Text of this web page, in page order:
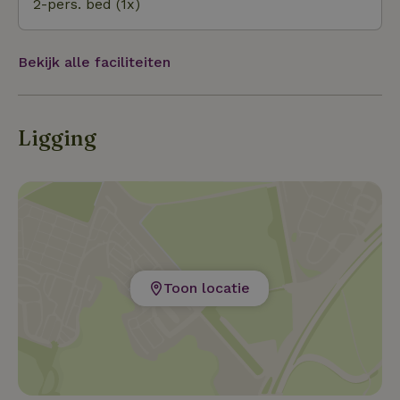
2-pers. bed (1x)
Bekijk alle faciliteiten
Ligging
Toon locatie